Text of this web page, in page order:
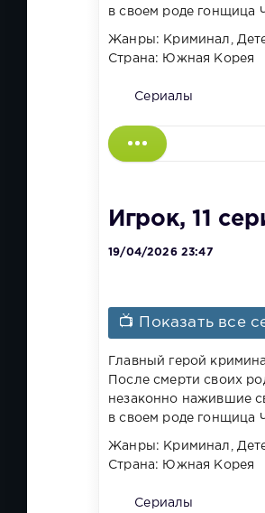
в своем роде
Жанры: Криминал,
Страна: Южная Корея
Сериалы
Игрок, 11
19/04/2026 23:47
📺 Показать все
Главный герой
После смерти своих
незаконно нажившие
в своем роде
Жанры: Криминал,
Страна: Южная Корея
Сериалы